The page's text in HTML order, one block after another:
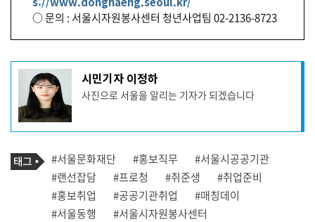
○ 문의 : 서울시자원봉사센터 청년사업팀 02-2136-8723
기
작
성
자
프
필
시민기자 이정하
사진으로 서울을 알리는 기자가 되겠습니다
기
사
관
련
태
그
태
그
#서울문화재단 #홍보직무
#서울시공공기관
#랜선잡담
#프로청 #취준생
#취업준비
#홍보취업
#공공기관취업
#매칭데이
#서울동행
#서울시자원봉사센터